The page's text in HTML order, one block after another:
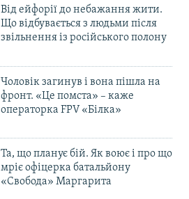
Від ейфорії до небажання жити.
Що відбувається з людьми після
звільнення із російського полону
Чоловік загинув і вона пішла на
фронт. «Це помста» – каже
операторка FPV «Білка»
Та, що планує бій. Як воює і про що
мріє офіцерка батальйону
«Свобода» Маргарита